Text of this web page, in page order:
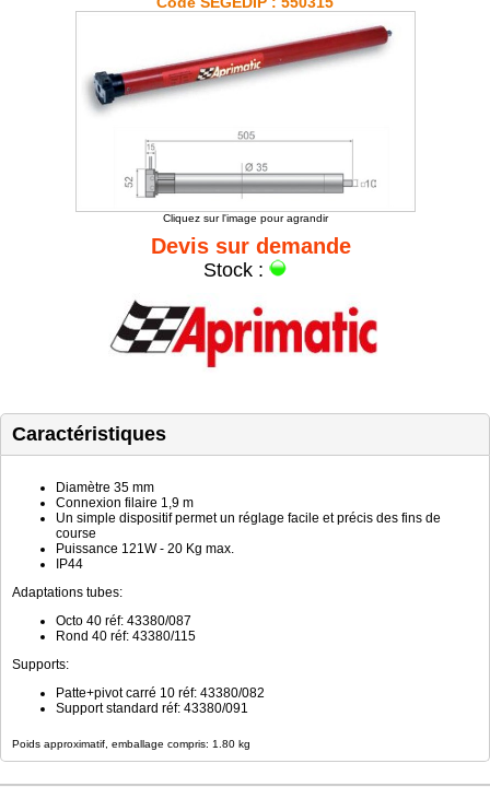
Cliquez sur l'image pour agrandir
Devis sur demande
Stock :
Caractéristiques
Diamètre 35 mm
Connexion filaire 1,9 m
Un simple dispositif permet un réglage facile et précis des fins de
course
Puissance 121W - 20 Kg max.
IP44
Adaptations tubes:
Octo 40 réf: 43380/087
Rond 40 réf: 43380/115
Supports:
Patte+pivot carré 10 réf: 43380/082
Support standard réf: 43380/091
Poids approximatif, emballage compris: 1.80 kg